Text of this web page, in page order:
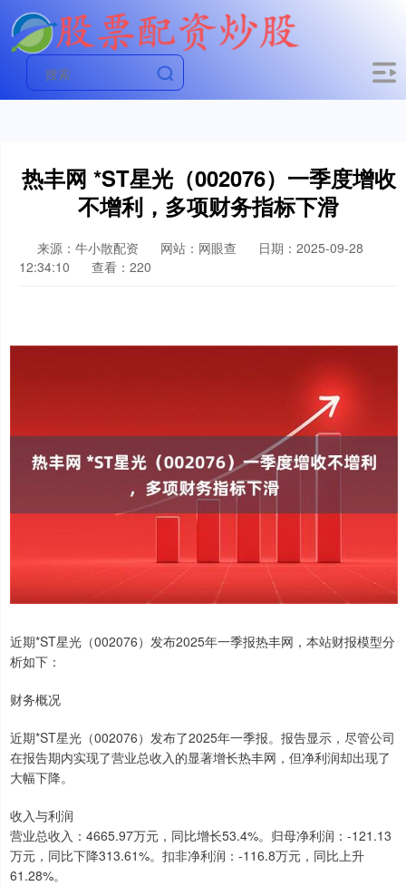
热丰网 *ST星光（002076）一季度增收
不增利，多项财务指标下滑
来源：牛小散配资 网站：网眼查
日期：2025-09-28
12:34:10
查看：220
近期*ST星光（002076）发布2025年一季报热丰网，本站财报模型分
析如下：
财务概况
近期*ST星光（002076）发布了2025年一季报。报告显示，尽管公司
在报告期内实现了营业总收入的显著增长热丰网，但净利润却出现了
大幅下降。
收入与利润
营业总收入：4665.97万元，同比增长53.4%。归母净利润：-121.13
万元，同比下降313.61%。扣非净利润：-116.8万元，同比上升
61.28%。